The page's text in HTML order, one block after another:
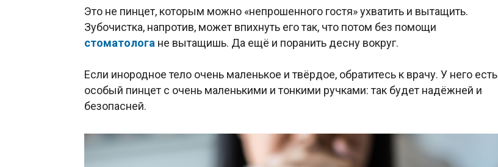
Это не пинцет, которым можно «непрошенного гостя» ухватить и вытащить.
Зубочистка, напротив, может впихнуть его так, что потом без помощи
стоматолога не вытащишь. Да ещё и поранить десну вокруг.
Если инородное тело очень маленькое и твёрдое, обратитесь к врачу. У него есть
особый пинцет с очень маленькими и тонкими ручками: так будет надёжней и
безопасней.